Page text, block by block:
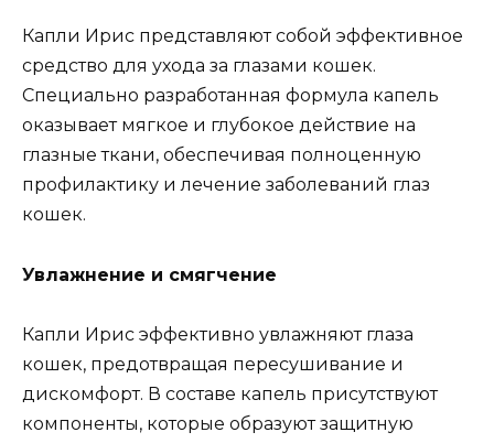
Капли Ирис представляют собой эффективное
средство для ухода за глазами кошек.
Специально разработанная формула капель
оказывает мягкое и глубокое действие на
глазные ткани, обеспечивая полноценную
профилактику и лечение заболеваний глаз
кошек.
Увлажнение и смягчение
Капли Ирис эффективно увлажняют глаза
кошек, предотвращая пересушивание и
дискомфорт. В составе капель присутствуют
компоненты, которые образуют защитную